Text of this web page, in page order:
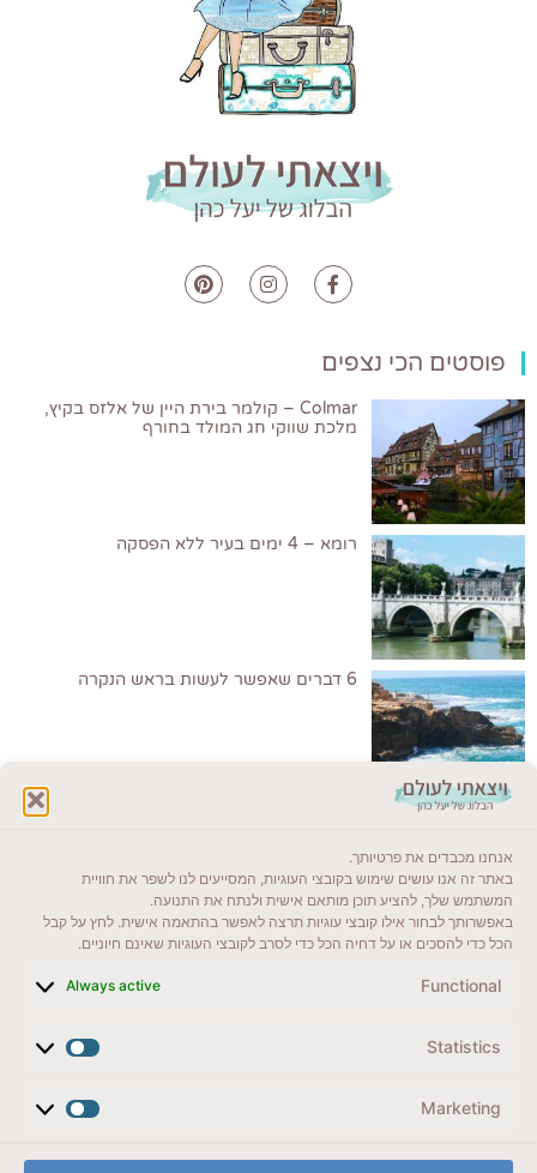
אנחנו מכבדים את פרטיותך.
באתר זה אנו עושים שימוש בקובצי העוגיות, המסייעים לנו לשפר את חוויית
המשתמש שלך, להציע תוכן מותאם אישית ולנתח את התנועה.
באפשרותך לבחור אילו קובצי עוגיות תרצה לאפשר בהתאמה אישית. לחץ על קבל
הכל כדי להסכים או על דחיה הכל כדי לסרב לקובצי העוגיות שאינם חיוניים.
Functional
Always active
Statistics
Marketing
פוסטים הכי נצפים
Colmar – קולמר בירת היין של אלזס בקיץ,
מלכת שווקי חג המולד בחורף
רומא – 4 ימים בעיר ללא הפסקה
6 דברים שאפשר לעשות בראש הנקרה
ייעדים מומלצים
מדריכים ועזרים
לשליחת הודעת וואטסאפ
veyatsati.laolam@gmail.com